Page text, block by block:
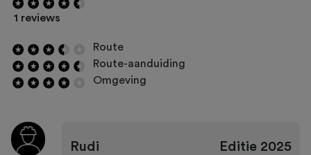
1 reviews
Route
Route-aanduiding
Omgeving
Rudi Editie2025